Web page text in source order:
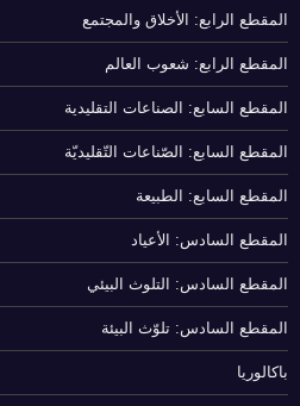
المقطع الرابع: الأخلاق والمجتمع
المقطع الرابع: شعوب العالم
المقطع السابع: الصناعات التقليدية
المقطع السابع: الصّناعات التّقليديّة
المقطع السابع: الطبيعة
المقطع السادس: الأعياد
المقطع السادس: التلوث البيئي
المقطع السادس: تلوّث البيئة
باكالوريا